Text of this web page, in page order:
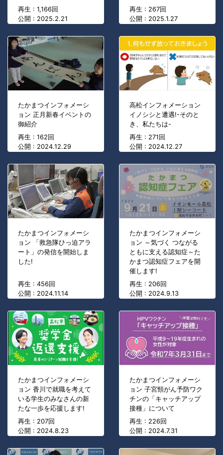
再生 : 1,166回
公開 : 2025.2.21
再生 : 267回
公開 : 2025.1.27
たかまつインフォメーシ
ョン 正月新春イベントの
御紹介
再生 : 162回
公開 : 2024.12.29
高松インフォメーション
イノシシと遭遇!-そのと
き、私たちは-
再生 : 271回
公開 : 2024.12.27
たかまつインフォメーシ
ョン 「救急隊ひっ迫アラ
ート」の発信を開始しま
した!
再生 : 456回
公開 : 2024.11.14
たかまつインフォメーシ
ョン ～気づく つながる
ともに支える認知症～た
かまつ認知症フェアを開
催します!
再生 : 206回
公開 : 2024.9.13
たかまつインフォメーシ
ョン 香川で就職を考えて
いる学生のみなさんの新
たな一歩を応援します!
再生 : 207回
公開 : 2024.8.23
たかまつインフォメーシ
ョン 子宮頸がん予防ワク
チンの「キャッチアップ
接種」について
再生 : 226回
公開 : 2024.7.31